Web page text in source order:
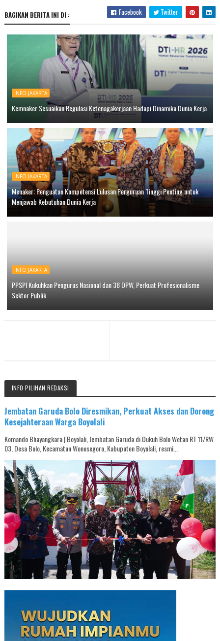
BAGIKAN BERITA INI DI : Facebook Twitter
INFO JAKARTA
Kemnaker Sesuaikan Regulasi Ketenagakerjaan Hadapi Dinamika Dunia Kerja
INFO JAKARTA
Menaker: Penguatan Kompetensi Lulusan Perguruan Tinggi Penting untuk
Menjawab Kebutuhan Dunia Kerja
INFO JAKARTA
PPSPI Kukuhkan Pengurus Nasional dan 38 DPW, Perkuat Profesionalisme
Sektor Publik
INFO PILIHAN REDAKSI
Jembatan Garuda Bolo Diresmikan, Perkuat Akses dan Dorong
Kesejahteraan Warga Boyolali
Komando Bhayangkara | Boyolali, Jembatan Garuda di Dukuh Bolo Wetan RT 11/RW
03, Desa Bolo, Kecamatan Wonosegoro, Kabupaten Boyolali, resmi...